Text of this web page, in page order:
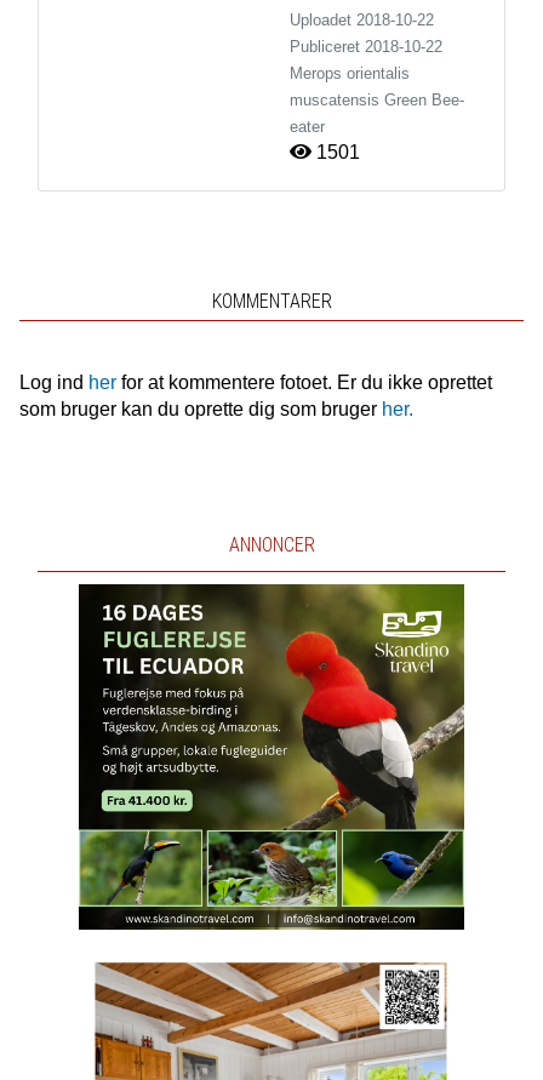
Uploadet 2018-10-22
Publiceret 2018-10-22
Merops orientalis
muscatensis Green Bee-
eater
1501
KOMMENTARER
Log ind herfor at kommentere fotoet. Er du ikke oprettet
som bruger kan du oprette dig som bruger her.
ANNONCER